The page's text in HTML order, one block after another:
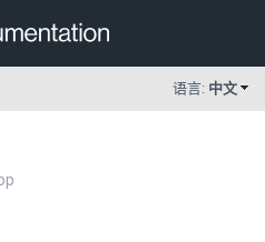
语言: 中文